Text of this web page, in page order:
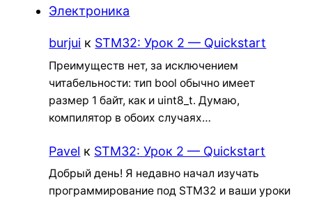
Электроника
burjui к STM32: Урок 2 — Quickstart
Преимуществ нет, за исключением
читабельности: тип bool обычно имеет
размер 1 байт, как и uint8_t. Думаю,
компилятор в обоих случаях…
Pavel к STM32: Урок 2 — Quickstart
Добрый день! Я недавно начал изучать
программирование под STM32 и ваши уроки